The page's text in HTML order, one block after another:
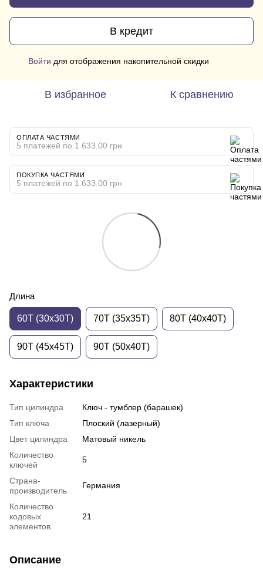
В кредит
Войти для отображения накопительной скидки
В избранное К сравнению
ОПЛАТА ЧАСТЯМИ
5 платежей по 1 633.00 грн
ПОКУПКА ЧАСТЯМИ
5 платежей по 1 633.00 грн
Длина
60T (30x30T) 70T (35x35T) 80T (40x40T)
90T (45x45T) 90T (50x40T)
Характеристики
Тип цилиндра
Ключ - тумблер (барашек)
Тип ключа
Плоский (лазерный)
Цвет цилиндра
Матовый никель
Количество
ключей
5
Страна-
производитель
Германия
Количество
кодовых
элементов
21
Описание